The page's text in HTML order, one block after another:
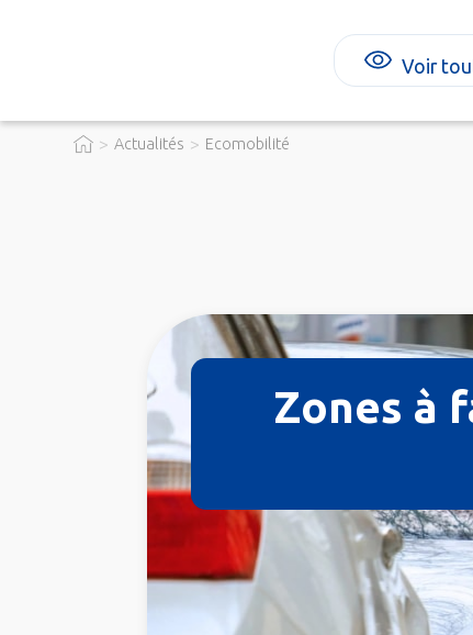
Voir
> Actualités > Ecomobilité
Zones à